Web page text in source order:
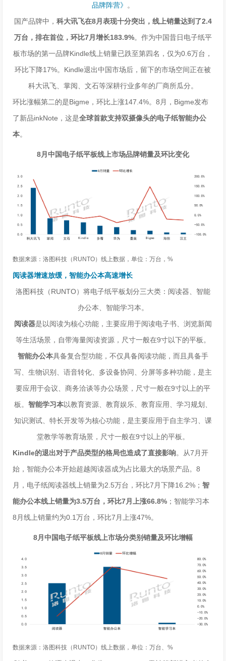
品牌阵营》
。
国产品牌中， 科大讯飞在8月表现十分突出，线上销量达到了2.4
万台，排在首位，环比7月增长183.9%。作为中国昔日电子纸平
板市场的第一品牌Kindle线上销量已跌至第四名，仅为0.6万台，
环比下降17%。Kindle退出中国市场后，留下的市场空间正在被
科大讯飞、掌阅、文石等深耕行业多年的厂商所瓜分。
环比涨幅第二的是Bigme，环比上涨147.4%。8月，Bigme发布
了新品inkNote，这是全球首款支持双摄像头的电子纸智能办公
本。
8月中国电子纸平板线上市场品牌销量及环比变化
数据来源：洛图科技（ RUNTO）线上数据，单位：万台，%
阅读器增速放缓，智能办公本高速增长
洛图科技（RUNTO）将电子纸平板划分三大类：阅读器、智能
办公本、智能学习本。
阅读器是以阅读为核心功能，主要应用于阅读电子书、浏览新闻
等生活场景，自带海量阅读资源，尺寸一般在9寸以下的平板。
智能办公本具备复合型功能，不仅具备阅读功能，而且具备手
写、生物识别、语音转化、多设备协同、分屏等多种功能，是主
要应用于会议、商务洽谈等办公场景，尺寸一般在9寸以上的平
板。 智能学习本以教育资源、教育娱乐、教育应用、学习规划、
知识测试、特长开发等为核心功能，是主要应用于自主学习、课
堂教学等教育场景，尺寸一般在9寸以上的平板。
Kindle的退出对于产品类型的格局也造成了直接影响。从7月开
始，智能办公本开始超越阅读器成为占比最大的场景产品。8
月，电子纸阅读器线上销量为2.5万台，环比7月下降16.2%；智
能办公本线上销量为3.5万台，环比7月上涨66.8% ；智能学习本
8月线上销量约为0.1万台，环比7月上涨47%。
8月中国电子纸平板线上市场分类别销量及环比增幅
数据来源：洛图科技（ RUNTO）线上数据，单位：万台、%